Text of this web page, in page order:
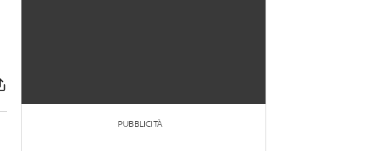
PUBBLICITÀ